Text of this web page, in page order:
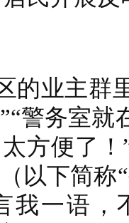
的业主群
警务室
方便了
以下简称
我一语